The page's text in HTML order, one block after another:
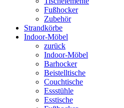
Fußhocker
Zubehör
Strandkörbe
Indoor-Möbel
zurück
Indoor-Möbel
Barhocker
Beistelltische
Couchtische
Essstühle
Esstische